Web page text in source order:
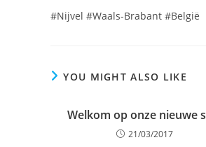
#Nijvel #Waals-Brabant #België
YOU MIGHT ALSO LIKE
Welkom op onze nieuwe
21/03/2017